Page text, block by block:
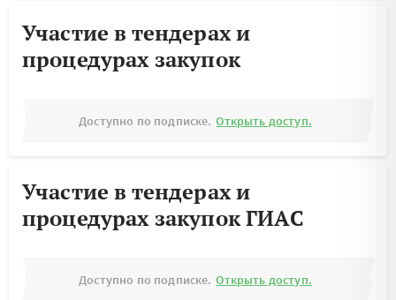
Участие в тендерах и
процедурах закупок
Доступно по подписке. Открыть доступ.
Участие в тендерах и
процедурах закупок ГИАС
Доступно по подписке. Открыть доступ.